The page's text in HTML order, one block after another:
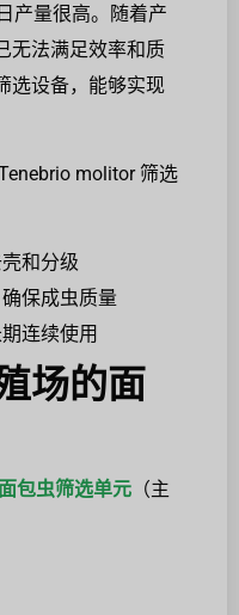
产量很高。随着产
无法满足效率和质
选设备，能够实现
molitor 筛选
和分级
保成虫质量
连续使用
场的面
面包虫筛选单元 （主